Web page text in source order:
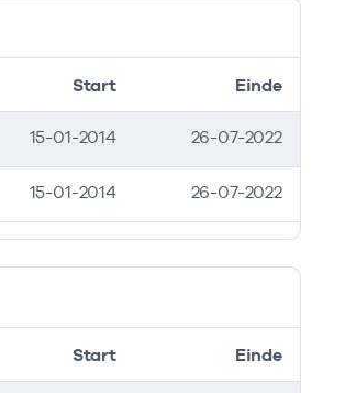
Start Einde
15-01-2014 26-07-2022
15-01-2014 26-07-2022
Start Einde